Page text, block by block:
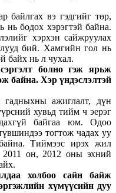
байлгах вэ гэдгийг төр,
нь бодох хэрэгтэй байна.
хэрхэн сайжруулах
бий. Хамгийн гол нь
байх нь л чухал.
болно гэж ярьж
байна. Хэр үндэслэлтэй
ажиглалт, дүн
хувьд тийм ч эерэг
байгаа юм. Одоо
тогтож чадах уу
Тиймээс ирэх жил
2011 он, 2012 оны эхний
холбоо сайн байж
хүмүүсийн дуу